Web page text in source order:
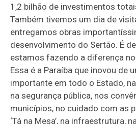
1,2 bilhão de investimentos
Também tivemos um dia de
entregamos obras
desenvolvimento do Sertão. É
estamos fazendo a diferença
Essa é a Paraíba que inovou de
importante em todo o Estado,
na segurança pública, nos
municípios, no cuidado com as
‘Tá na Mesa’, na infraestrutura,